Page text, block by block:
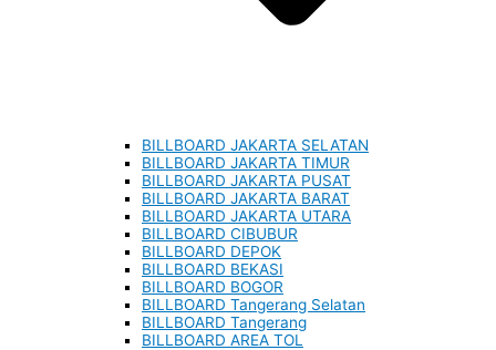
BILLBOARD JAKARTA SELATAN
BILLBOARD JAKARTA TIMUR
BILLBOARD JAKARTA PUSAT
BILLBOARD JAKARTA BARAT
BILLBOARD JAKARTA UTARA
BILLBOARD CIBUBUR
BILLBOARD DEPOK
BILLBOARD BEKASI
BILLBOARD BOGOR
BILLBOARD Tangerang Selatan
BILLBOARD Tangerang
BILLBOARD AREA TOL